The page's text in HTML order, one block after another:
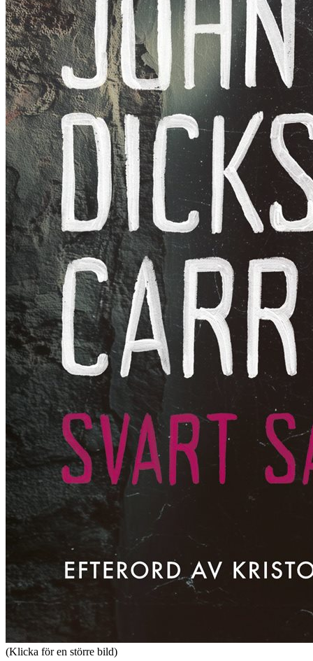
(Klicka för en större bild)